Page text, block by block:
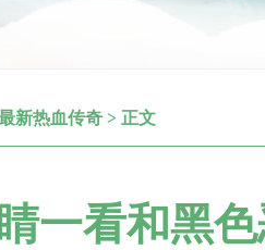
新热血传奇 > 正文
一看和黑